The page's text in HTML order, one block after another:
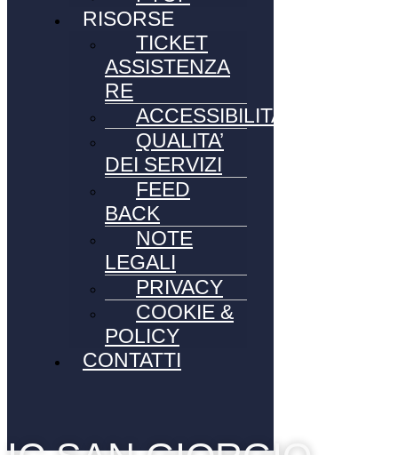
RISORSE
TICKET
ASSISTENZA
RE
ACCESSIBILITA’
QUALITA’
DEI SERVIZI
FEED
BACK
NOTE
LEGALI
PRIVACY
COOKIE &
POLICY
CONTATTI